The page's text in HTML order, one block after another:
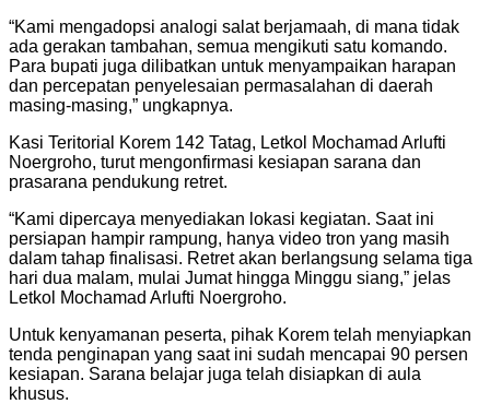
“Kami mengadopsi analogi salat berjamaah, di mana tidak
ada gerakan tambahan, semua mengikuti satu komando.
Para bupati juga dilibatkan untuk menyampaikan harapan
dan percepatan penyelesaian permasalahan di daerah
masing-masing,” ungkapnya.
Kasi Teritorial Korem 142 Tatag, Letkol Mochamad Arlufti
Noergroho, turut mengonfirmasi kesiapan sarana dan
prasarana pendukung retret.
“Kami dipercaya menyediakan lokasi kegiatan. Saat ini
persiapan hampir rampung, hanya video tron yang masih
dalam tahap finalisasi. Retret akan berlangsung selama tiga
hari dua malam, mulai Jumat hingga Minggu siang,” jelas
Letkol Mochamad Arlufti Noergroho.
Untuk kenyamanan peserta, pihak Korem telah menyiapkan
tenda penginapan yang saat ini sudah mencapai 90 persen
kesiapan. Sarana belajar juga telah disiapkan di aula
khusus.